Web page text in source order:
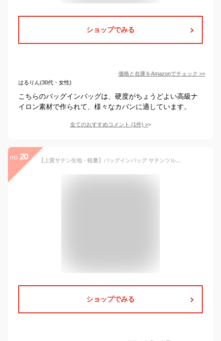
ショップでみる
価格と在庫をAmazonでチェック >>
はるりん(30代・女性)
こちらのバッグインバッグは、硬度がちょうどよい高級ナ
イロン素材で作られて、様々なカバンに適しています。
全てのおすすめコメント (1件) >
no. 20 【上質サテン生地・軽量】バッグインバッグ サテンツルツル 軽い光沢 ロンシャンバッグインバッグ 洗える 綾織り 仕切りBag in Bag 整理 収納力抜群 自立 薄型 small スモールバッグ専用 インナーポーチロンシャントートバッグ用 夏 インナーバッグ
ショップでみる